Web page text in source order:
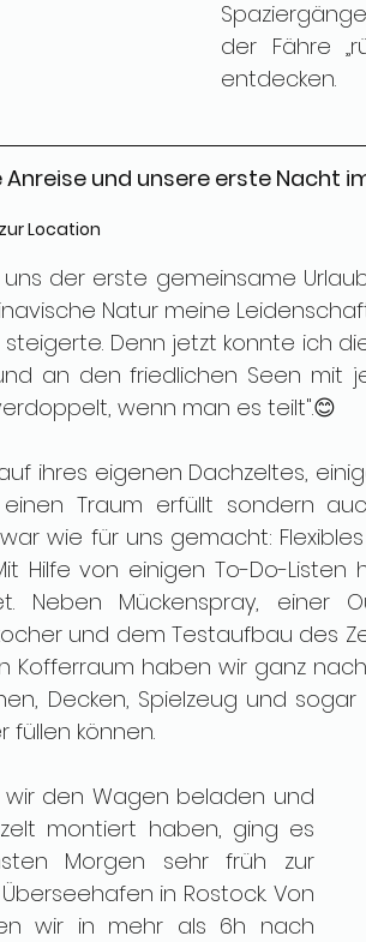
der Fähre
entdecken.
Anreise und unsere erste Nacht
Location
uns der erste gemeinsame
Natur meine
Denn jetzt konnte ich
an den friedlichen Seen mit
wenn man es teilt".😊
ihres eigenen Dachzeltes,
Traum erfüllt sondern
wie für uns gemacht:
Hilfe von einigen To-Do-
Neben Mückenspray, einer
und dem Testaufbau des
Kofferraum haben wir ganz
Decken, Spielzeug und
füllen können.
den Wagen beladen und
montiert haben, ging es
Morgen sehr früh zur
in Rostock. Von
wir in mehr als 6h nach